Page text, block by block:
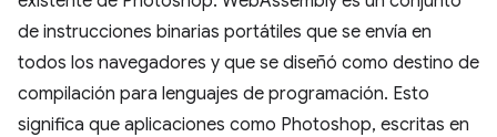
de instrucciones binarias portátiles que se envía en
todos los navegadores y que se diseñó como destino de
compilación para lenguajes de programación. Esto
significa que aplicaciones como Photoshop, escritas en